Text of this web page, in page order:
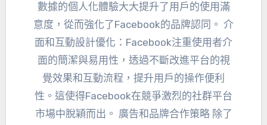
數據的個人化體驗大大提升了用戶的使用滿
意度，從而強化了Facebook的品牌認同。 介
面和互動設計優化：Facebook注重使用者介
面的簡潔與易用性，透過不斷改進平台的視
覺效果和互動流程，提升用戶的操作便利
性。這使得Facebook在競爭激烈的社群平台
市場中脫穎而出。 廣告和品牌合作策略 除了